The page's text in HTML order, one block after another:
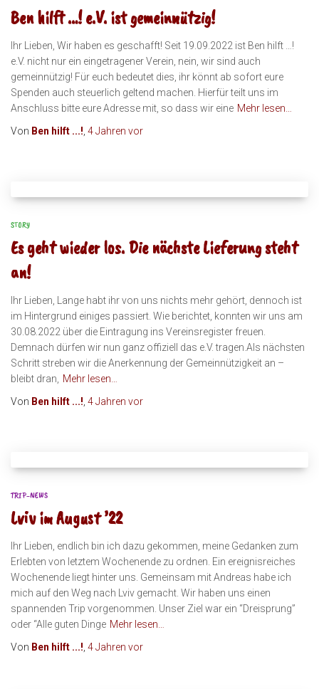
Ben hilft …! e.V. ist gemeinnützig!
Ihr Lieben, Wir haben es geschafft! Seit 19.09.2022 ist Ben hilft …!
e.V. nicht nur ein eingetragener Verein, nein, wir sind auch
gemeinnützig! Für euch bedeutet dies, ihr könnt ab sofort eure
Spenden auch steuerlich geltend machen. Hierfür teilt uns im
Anschluss bitte eure Adresse mit, so dass wir eine Mehr lesen…
Von Ben hilft ...! 4 Jahren vor
STORY
Es geht wieder los. Die nächste Lieferung steht
an!
Ihr Lieben, Lange habt ihr von uns nichts mehr gehört, dennoch ist
im Hintergrund einiges passiert. Wie berichtet, konnten wir uns am
30.08.2022 über die Eintragung ins Vereinsregister freuen.
Demnach dürfen wir nun ganz offiziell das e.V. tragen.Als nächsten
Schritt streben wir die Anerkennung der Gemeinnützigkeit an –
bleibt dran,
Mehr lesen…
Von Ben hilft ...! 4 Jahren vor
TRIP-NEWS
Lviv im August ’22
Ihr Lieben, endlich bin ich dazu gekommen, meine Gedanken zum
Erlebten von letztem Wochenende zu ordnen. Ein ereignisreiches
Wochenende liegt hinter uns. Gemeinsam mit Andreas habe ich
mich auf den Weg nach Lviv gemacht. Wir haben uns einen
spannenden Trip vorgenommen. Unser Ziel war ein “Dreisprung”
oder “Alle guten Dinge Mehr lesen…
Von Ben hilft ...! 4 Jahren vor